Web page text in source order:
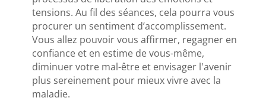
tensions. Au fil des séances, cela pourra vous
procurer un sentiment d’accomplissement.
Vous allez pouvoir vous affirmer, regagner en
confiance et en estime de vous-même,
diminuer votre mal-être et envisager l'avenir
plus sereinement pour mieux vivre avec la
maladie.